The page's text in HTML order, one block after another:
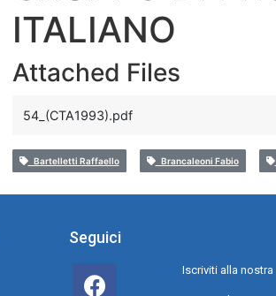
ITALIANO
Attached Files
54_(CTA1993).pdf
Bartelletti Raffaello Brancaleoni Fabio
Seguici
Iscriviti alla